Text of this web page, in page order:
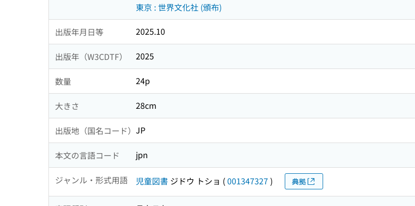
東京 : 世界文化社 (頒布)
出版年月日等 2025.10
出版年（W3CDTF） 2025
数量 24p
大きさ 28cm
出版地（国名コード） JP
本文の言語コード jpn
ジャンル・形式用語 児童図書 ジドウ トショ (001347327 ) 典拠